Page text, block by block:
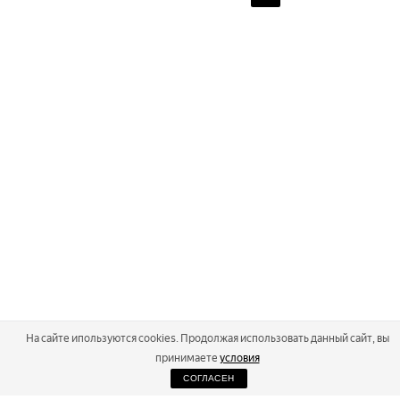
2026
На сайте ипользуются cookies. Продолжая использовать данный сайт, вы
принимаете условия
СОГЛАСЕН